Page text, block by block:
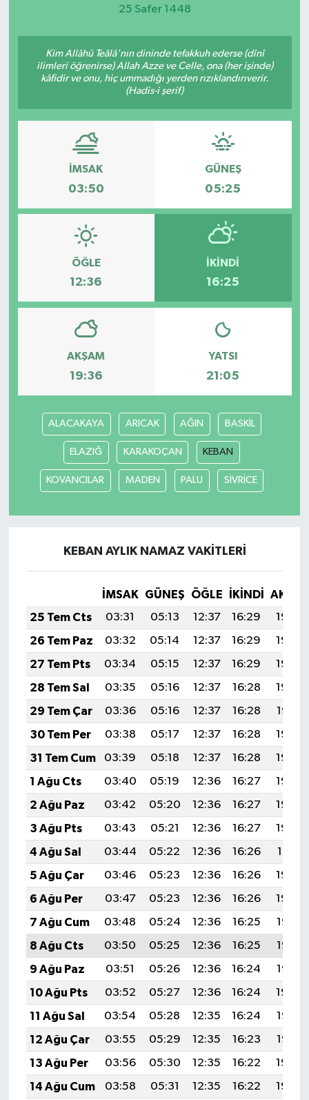
25 Safer 1448
Kim Allâhü Teâlâ'nın dininde tefakkuh ederse (dînî
ilimleri öğrenirse) Allah Azze ve Celle, ona (her işinde)
kâfidir ve onu, hiç ummadığı yerden rızıklandırıverir.
(Hadis-i şerif)
İMSAK
03:50
GÜNEŞ
05:25
ÖĞLE
12:36
İKINDI
16:25
AKŞAM
19:36
YATSI
21:05
ALACAKAYA ARICAK AĞIN BASKİL
ELAZIĞ KARAKOÇAN KEBAN
KOVANCILAR MADEN PALU SİVRİCE
KEBAN AYLIK NAMAZ VAKITLERI
İMSAK GÜNEŞ ÖĞLE İKINDI
25 Tem Cts
03:31 05:13 12:37 16:29
19:50
26 Tem Paz
03:32 05:14 12:37 16:29
19:49
27 Tem Pts
03:34 05:15 12:37 16:29
19:49
28 Tem Sal
03:35 05:16 12:37 16:28
19:48
29 Tem Çar
03:36 05:16 12:37 16:28
19:47
30 Tem Per
03:38 05:17 12:37 16:28
19:46
31 Tem Cum
03:39 05:18 12:37 16:28
19:45
1 Ağu Cts
03:40 05:19 12:36 16:27
19:44
2 Ağu Paz
03:42 05:20 12:36 16:27
19:43
3 Ağu Pts
03:43 05:21 12:36 16:27
19:42
4 Ağu Sal
03:44 05:22 12:36 16:26
19:41
5 Ağu Çar
03:46 05:23 12:36 16:26
19:40
6 Ağu Per
03:47 05:23 12:36 16:26
19:39
7 Ağu Cum
03:48 05:24 12:36 16:25
19:38
8 Ağu Cts
03:50 05:25 12:36 16:25
19:36
9 Ağu Paz
03:51 05:26 12:36 16:24
19:35
10 Ağu Pts
03:52 05:27 12:36 16:24
19:34
11 Ağu Sal
03:54 05:28 12:35 16:24
19:33
12 Ağu Çar
03:55 05:29 12:35 16:23
19:32
13 Ağu Per
03:56 05:30 12:35 16:22
19:30
14 Ağu Cum
03:58 05:31 12:35 16:22
19:29
Etkinlikler